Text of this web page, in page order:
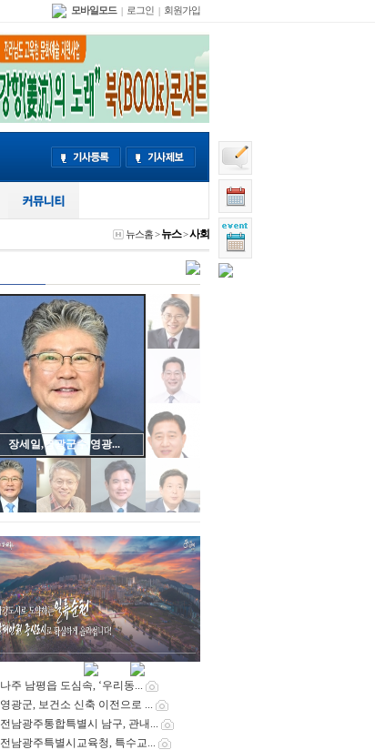
모바일모드 로그인 회원가입
뉴스홈>뉴스>사회
장세일,영광군수,영광...
나주 남평읍 도심속, ‘우리동...
영광군, 보건소 신축 이전으로 ...
전남광주통합특별시 남구, 관내...
전남광주특별시교육청, 특수교...